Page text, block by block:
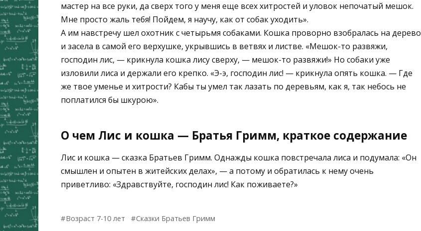
мастер на все руки, да сверх того у меня еще всех хитростей и уловок непочатый мешок.
Мне просто жаль тебя! Пойдем, я научу, как от собак уходить».
А им навстречу шел охотник с четырьмя собаками. Кошка проворно взобралась на дерево
и засела в самой его верхушке, укрывшись в ветвях и листве. «Мешок-то развяжи,
господин лис, — крикнула кошка лису сверху, — мешок-то развяжи!» Но собаки уже
изловили лиса и держали его крепко. «Э-э, господин лис! — крикнула опять кошка. — Где
же твое уменье и хитрости? Кабы ты умел так лазать по деревьям, как я, так небось не
поплатился бы шкурою».
О чем Лис и кошка — Братья Гримм, краткое содержание
Лис и кошка — сказка Братьев Гримм. Однажды кошка повстречала лиса и подумала: «Он
смышлен и опытен в житейских делах», — а потому и обратилась к нему очень
приветливо: «Здравствуйте, господин лис! Как поживаете?»
Возраст 7-10 лет Сказки Братьев Гримм